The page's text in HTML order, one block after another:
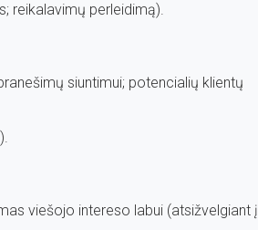
reikalavimų perleidimą).
siuntimui; potencialių klientų
viešojo intereso labui (atsižvelgiant į